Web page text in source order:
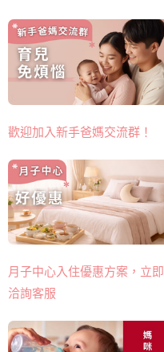
歡迎加入新手爸媽交流群！
月子中心入住優惠方案，立即
洽詢客服